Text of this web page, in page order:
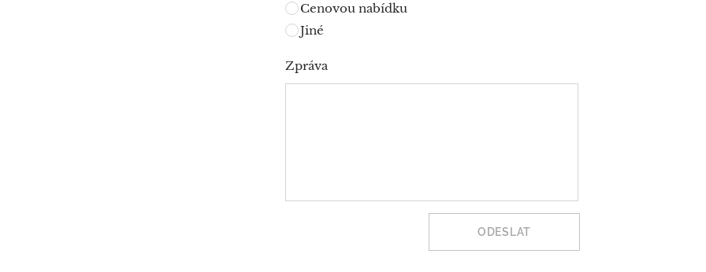
Cenovou nabídku
Jiné
Zpráva
ODESLAT